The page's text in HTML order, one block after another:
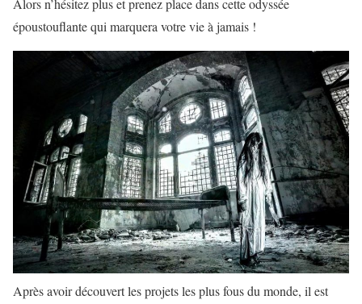
Alors n’hésitez plus et prenez place dans cette odyssée
époustouflante qui marquera votre vie à jamais !
Après avoir découvert les projets les plus fous du monde, il est